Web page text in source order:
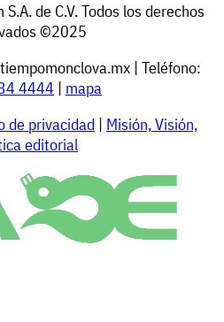
de C.V. Todos los derechos
©2025
| Teléfono:
4444 | mapa
de privacidad | Misión, Visión,
editorial